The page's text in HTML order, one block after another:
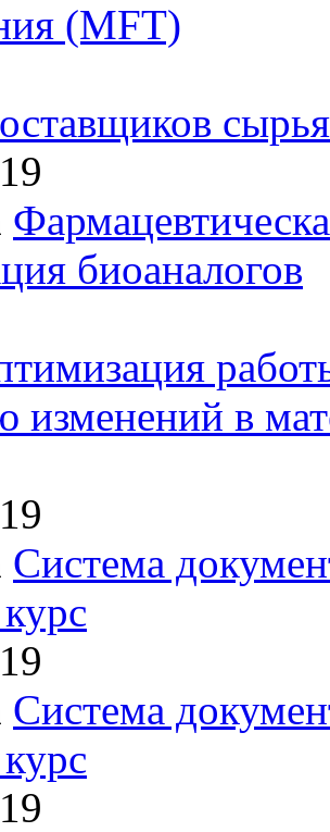
(MFT)
биоаналогов
изменений в
Система
Система